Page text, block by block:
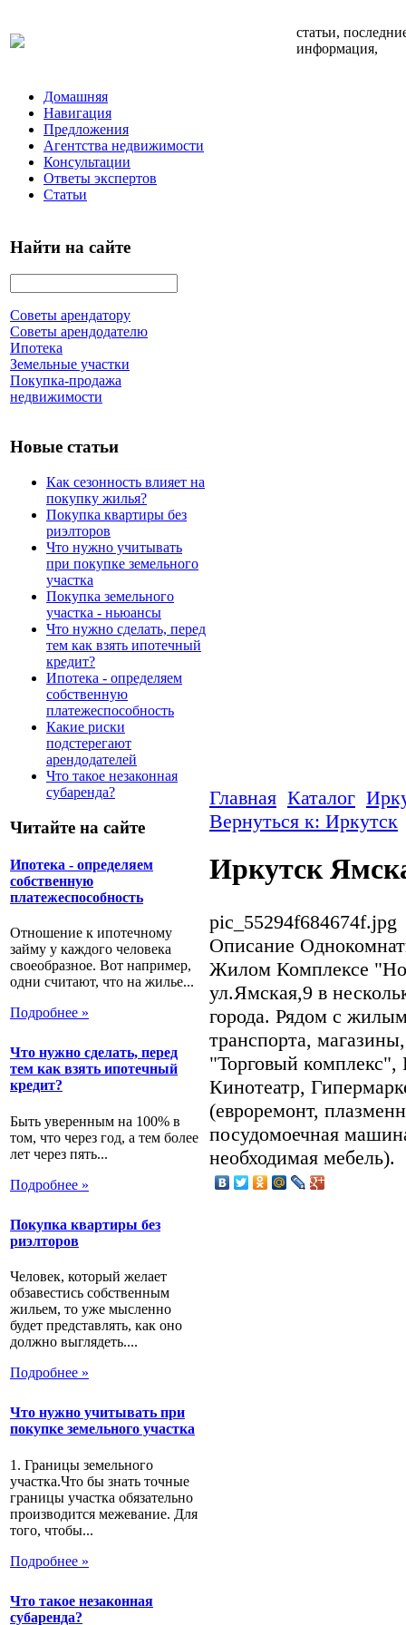
статьи,
информация,
Домашняя
Навигация
Предложения
Агентства недвижимости
Консультации
Ответы экспертов
Статьи
Найти на сайте
Советы арендатору
Советы арендодателю
Ипотека
Земельные участки
Покупка-продажа
недвижимости
Новые статьи
Как сезонность влияет на
покупку жилья?
Покупка квартиры без
риэлторов
Что нужно учитывать
при покупке земельного
участка
Покупка земельного
участка - ньюансы
Что нужно сделать, перед
тем как взять ипотечный
кредит?
Ипотека - определяем
собственную
платежеспособность
Какие риски
подстерегают
арендодателей
Что такое незаконная
субаренда?
Читайте на сайте
Ипотека - определяем
собственную
платежеспособность
Отношение к ипотечному
займу у каждого человека
своеобразное. Вот например,
одни считают, что на жилье...
Подробнее »
Что нужно сделать, перед
тем как взять ипотечный
кредит?
Быть уверенным на 100% в
том, что через год, а тем более
лет через пять...
Подробнее »
Покупка квартиры без
риэлторов
Человек, который желает
обзавестись собственным
жильем, то уже мысленно
будет представлять, как оно
должно выглядеть....
Подробнее »
Что нужно учитывать при
покупке земельного участка
1. Границы земельного
участка.Что бы знать точные
границы участка обязательно
производится межевание. Для
того, чтобы...
Подробнее »
Что такое незаконная
субаренда?
Главная Каталог
Вернуться к: Иркутск
Иркутск
pic_55294f684674f.jpg
Описание
Жилом Комплексе
ул.Ямская,9 в
города. Рядом с
транспорта,
"Торговый
Кинотеатр,
(евроремонт,
посудомоечная
необходимая мебель).